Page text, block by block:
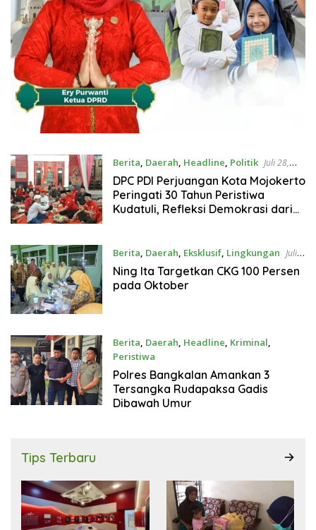
Berita Daerah Headline Politik Juli 28,
2026
DPC PDI Perjuangan Kota Mojokerto
Peringati 30 Tahun Peristiwa
Kudatuli, Refleksi Demokrasi dari
Berita, Daerah, Eksklusif, Lingkungan Juli
23, 2026
Ning Ita Targetkan CKG 100 Persen
pada Oktober
Berita, Daerah, Headline, Kriminal,
Peristiwa
Juli 21, 2026
Polres Bangkalan Amankan 3
Tersangka Rudapaksa Gadis
Dibawah Umur
Tips Terbaru